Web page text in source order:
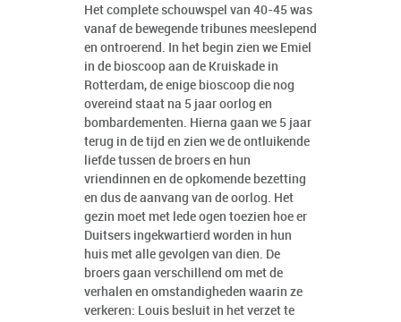
Het complete schouwspel van 40-45 was
vanaf de bewegende tribunes meeslepend
en ontroerend. In het begin zien we Emiel
in de bioscoop aan de Kruiskade in
Rotterdam, de enige bioscoop die nog
overeind staat na 5 jaar oorlog en
bombardementen. Hierna gaan we 5 jaar
terug in de tijd en zien we de ontluikende
liefde tussen de broers en hun
vriendinnen en de opkomende bezetting
en dus de aanvang van de oorlog. Het
gezin moet met lede ogen toezien hoe er
Duitsers ingekwartierd worden in hun
huis met alle gevolgen van dien. De
broers gaan verschillend om met de
verhalen en omstandigheden waarin ze
verkeren: Louis besluit in het verzet te